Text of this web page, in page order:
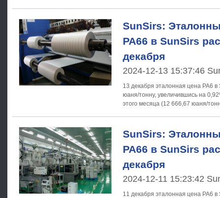
SunSirs:
PA66 в SunSirs
декабря
2024-12-13 15:37:46
13 декабря эталонная цена PA6
юаня/тонну, увеличившись на
SunSirs:
PA66 в SunSirs
декабря
2024-12-11 15:23:42
11 декабря эталонная цена PA6